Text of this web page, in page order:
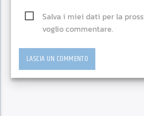
Salva i miei dati per la
voglio commentare.